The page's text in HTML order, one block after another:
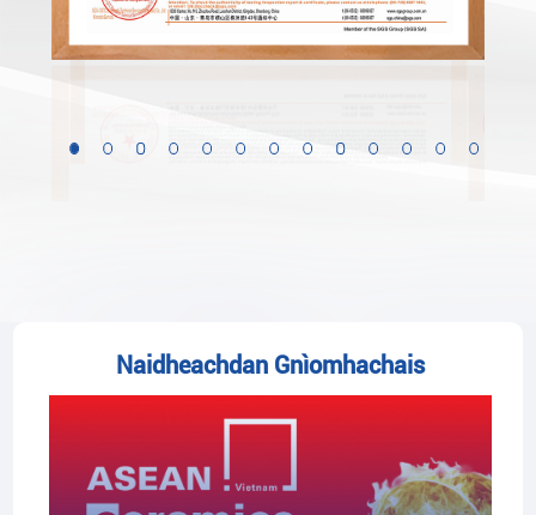
Naidheachdan Gnìomhachais